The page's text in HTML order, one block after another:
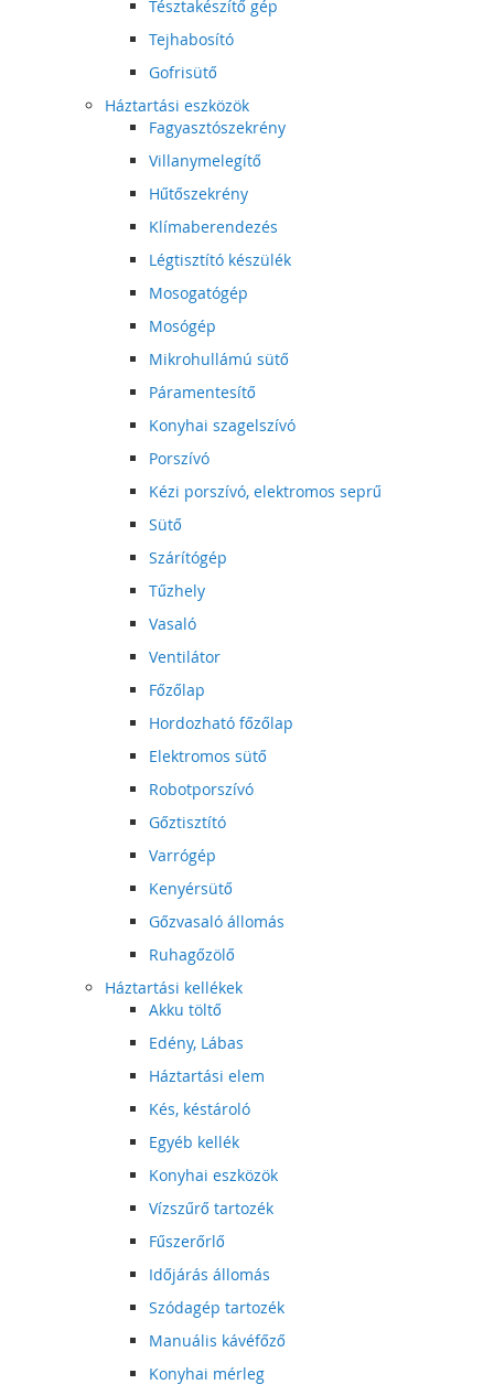
Tésztakészítő gép
Tejhabosító
Gofrisütő
Háztartási eszközök
Fagyasztószekrény
Villanymelegítő
Hűtőszekrény
Klímaberendezés
Légtisztító készülék
Mosogatógép
Mosógép
Mikrohullámú sütő
Páramentesítő
Konyhai szagelszívó
Porszívó
Kézi porszívó, elektromos seprű
Sütő
Szárítógép
Tűzhely
Vasaló
Ventilátor
Főzőlap
Hordozható főzőlap
Elektromos sütő
Robotporszívó
Gőztisztító
Varrógép
Kenyérsütő
Gőzvasaló állomás
Ruhagőzölő
Háztartási kellékek
Akku töltő
Edény, Lábas
Háztartási elem
Kés, késtároló
Egyéb kellék
Konyhai eszközök
Vízszűrő tartozék
Fűszerőrlő
Időjárás állomás
Szódagép tartozék
Manuális kávéfőző
Konyhai mérleg